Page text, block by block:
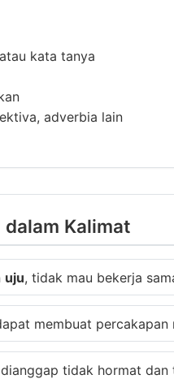
kata tanya
adverbia lain
Kalimat
uju, tidak mau bekerja
membuat percakapan
dianggap tidak hormat dan